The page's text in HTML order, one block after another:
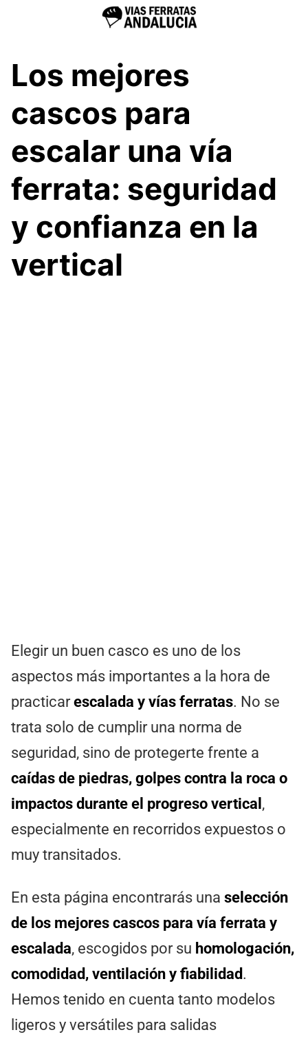
Los mejores
cascos para
escalar una vía
ferrata: seguridad
y confianza en la
vertical
Elegir un buen casco es uno de los
aspectos más importantes a la hora de
practicarescalada y vías ferratas. No se
trata solo de cumplir una norma de
seguridad, sino de protegerte frente a
caídas de piedras, golpes contra la roca o
impactos durante el progreso vertical ,
especialmente en recorridos expuestos o
muy transitados.
En esta página encontrarás una selección
de los mejores cascos para vía ferrata y
escalada, escogidos por su homologación,
comodidad, ventilación y fiabilidad.
Hemos tenido en cuenta tanto modelos
ligeros y versátiles para salidas